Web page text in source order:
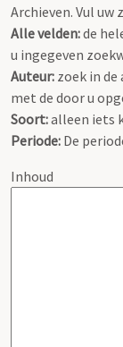
Archieven. Vul uw
Alle velden:de
u ingegeven
Auteur: zoek in
met de door u
Soort:alleen iets
Periode: De
Inhoud